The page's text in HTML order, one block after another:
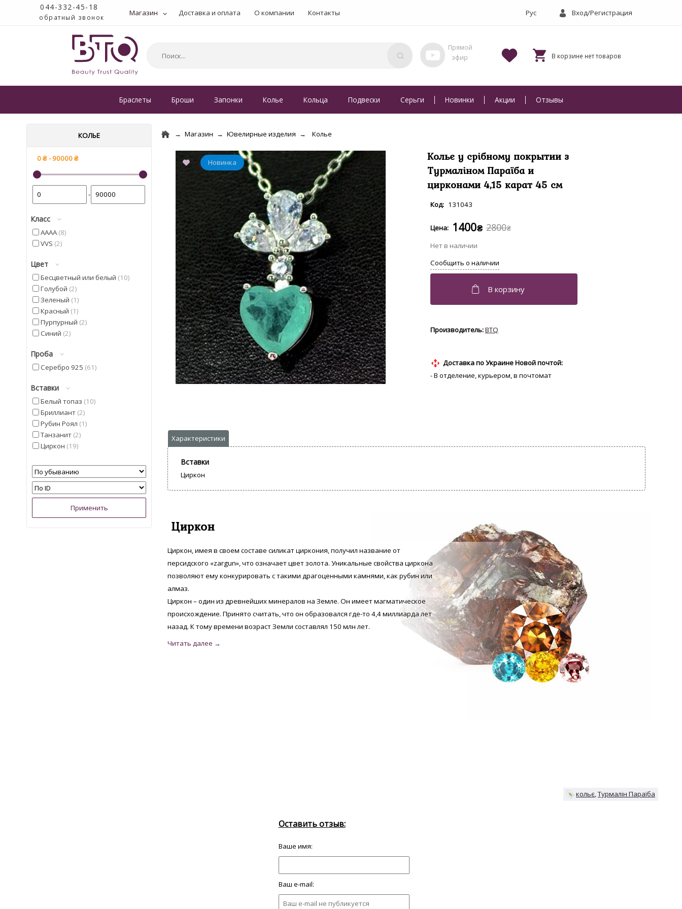
044-332-45-18
обратный звонок Магазин Доставка и оплата О компании Контакты Вход/Регистрация
Браслеты Броши Запонки Колье Кольца Подвески Серьги Новинки Акции Отзывы
КОЛЬЕ
-
Класс
AAAA 8
VVS 2
Цвет
Бесцветный или белый 10
Голубой 2
Зеленый 1
Красный 1
Пурпурный 2
Синий 2
Проба
Серебро 925 61
Вставки
Белый топаз 10
Бриллиант 2
Рубин Роял 1
Танзанит 2
Циркон 19
Магазин Ювелирные изделия Колье
Кольє у срібному покрытии з
Турмаліном Параїба и
цирконами 4,15 карат 45 см
131043
2800₴
1400₴
BTQ
Доставка по Украине Новой почтой:
- В отделение, курьером, в почтомат
Вставки
Циркон
Циркон
Циркон, имея в своем составе силикат циркония, получил название от
персидского «zargun», что означает цвет золота. Уникальные свойства циркона
позволяют ему конкурировать с такими драгоценными камнями, как рубин или
алмаз.
Циркон – один из древнейших минералов на Земле. Он имеет магматическое
происхождение. Принято считать, что он образовался где-то 4,4 миллиарда лет
назад. К тому времени возраст Земли составлял 150 млн лет.
кольє Турмалін Параїба